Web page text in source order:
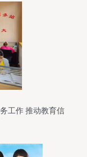
工作 推动教育信